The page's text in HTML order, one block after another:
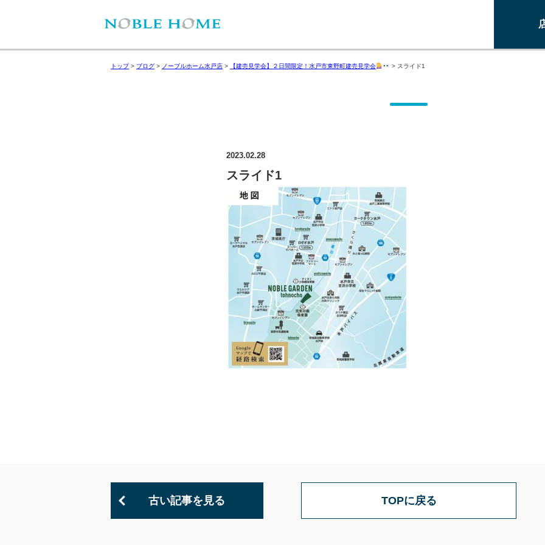
トップ> ブログ > ノーブルホーム水戸店 > 【建売見学会】２日間限定！水戸市東野町建売見学会 > スライド1
2023.02.28
スライド1
古い記事を見る TOPに戻る